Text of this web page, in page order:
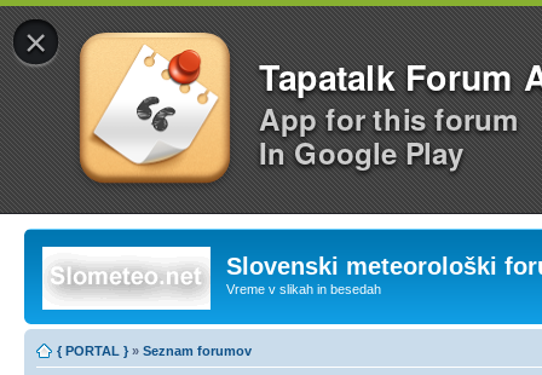
×
Tapatalk Forum
App for this forum
In Google Play
Slovenski meteorološki
Vreme v slikah in besedah
{ PORTAL } » Seznam forumov